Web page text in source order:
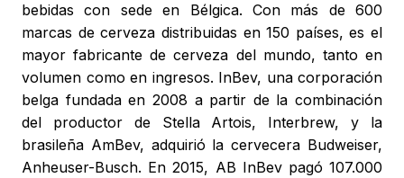
bebidas con sede en Bélgica. Con más de 600
marcas de cerveza distribuidas en 150 países, es el
mayor fabricante de cerveza del mundo, tanto en
volumen como en ingresos. InBev, una corporación
belga fundada en 2008 a partir de la combinación
del productor de Stella Artois, Interbrew, y la
brasileña AmBev, adquirió la cervecera Budweiser,
Anheuser-Busch. En 2015, AB InBev pagó 107.000